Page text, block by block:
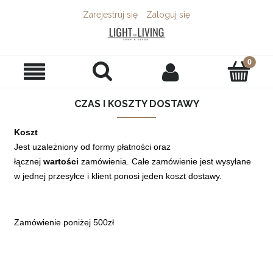
Zarejestruj się Zaloguj się
CZAS I KOSZTY DOSTAWY
Koszt
Jest uzależniony od formy płatności oraz
łącznej wartości zamówienia. Całe zamówienie jest wysyłane
w jednej przesyłce i klient ponosi jeden koszt dostawy.
Zamówienie poniżej 500zł